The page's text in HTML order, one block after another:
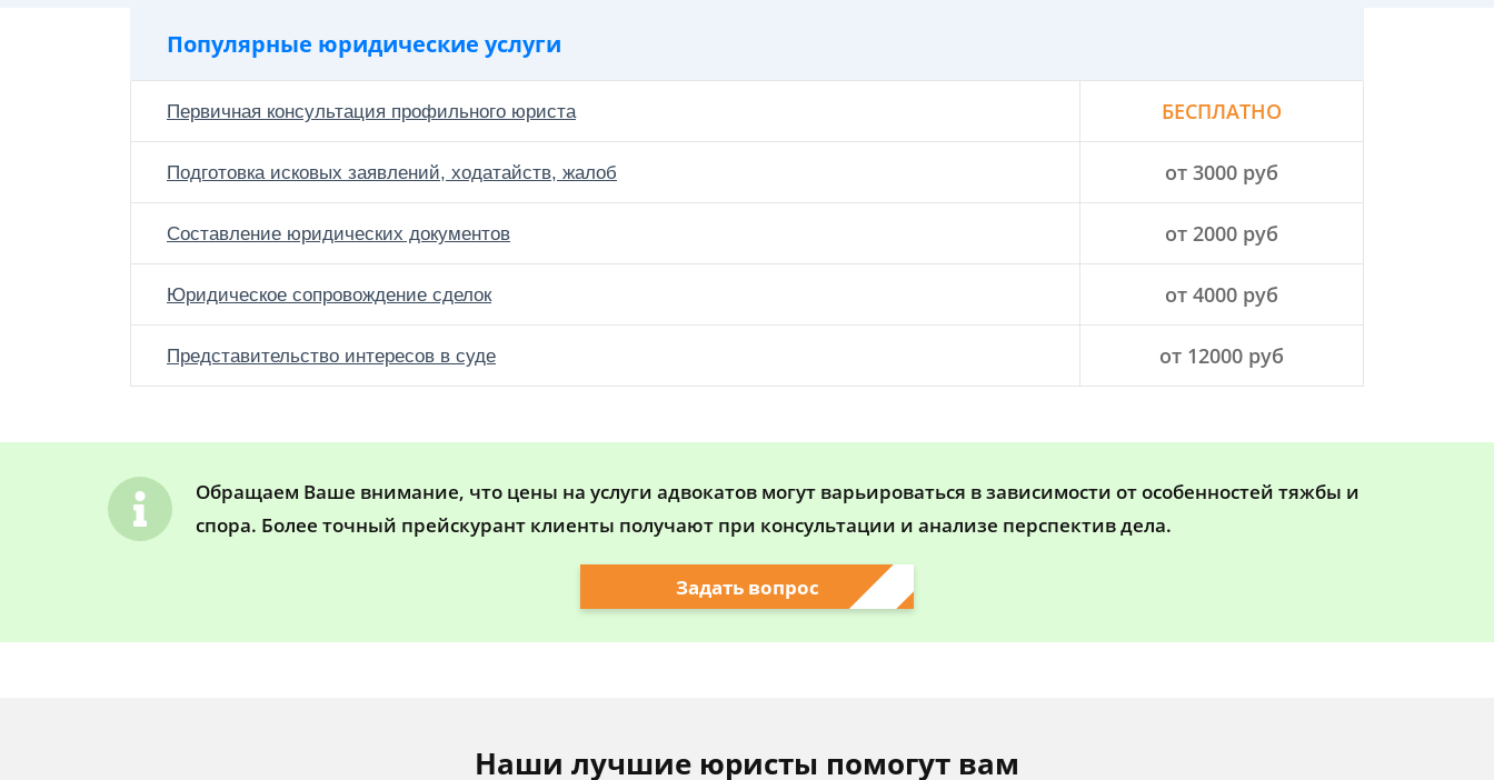
Популярные юридические услуги
Первичная консультация профильного юриста БЕСПЛАТНО
Подготовка исковых заявлений, ходатайств, жалоб от 3000 руб
Составление юридических документов от 2000 руб
Юридическое сопровождение сделок от 4000 руб
Представительство интересов в суде от 12000 руб
Обращаем Ваше внимание, что цены на услуги адвокатов могут варьироваться в зависимости от особенностей тяжбы и
спора. Более точный прейскурант клиенты получают при консультации и анализе перспектив дела.
Задать вопрос
Наши лучшие юристы помогут вам